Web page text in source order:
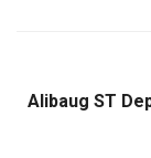
Alibaug ST